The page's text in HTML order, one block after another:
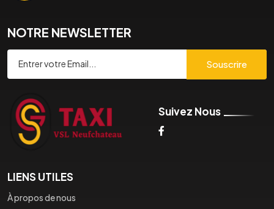
NOTRE NEWSLETTER
Souscrire
Suivez Nous
LIENS UTILES
À propos de nous